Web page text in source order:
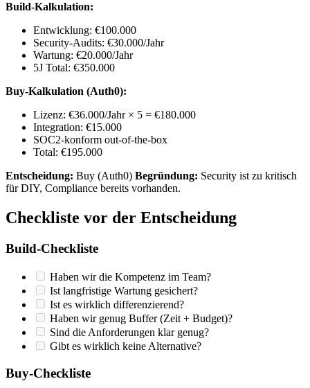
Build-Kalkulation:
Entwicklung: €100.000
Security-Audits: €30.000/Jahr
Wartung: €20.000/Jahr
5J Total: €350.000
Buy-Kalkulation (Auth0):
Lizenz: €36.000/Jahr × 5 = €180.000
Integration: €15.000
SOC2-konform out-of-the-box
Total: €195.000
Entscheidung: Buy (Auth0) Begründung: Security ist zu kritisch
für DIY, Compliance bereits vorhanden.
Checkliste vor der Entscheidung
Build-Checkliste
Haben wir die Kompetenz im Team?
Ist langfristige Wartung gesichert?
Ist es wirklich differenzierend?
Haben wir genug Buffer (Zeit + Budget)?
Sind die Anforderungen klar genug?
Gibt es wirklich keine Alternative?
Buy-Checkliste